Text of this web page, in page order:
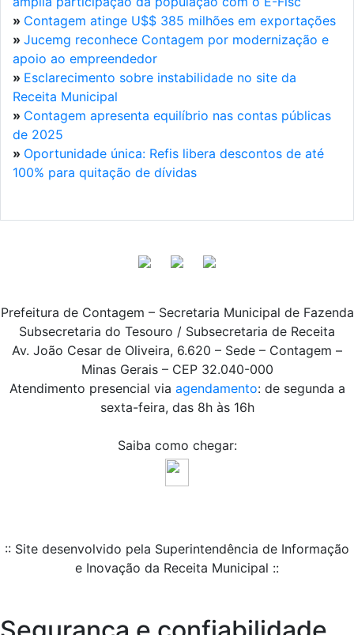
» Contagem atinge U$$ 385 milhões em exportações
» Jucemg reconhece Contagem por modernização e
apoio ao empreendedor
» Esclarecimento sobre instabilidade no site da
Receita Municipal
» Contagem apresenta equilíbrio nas contas públicas
de 2025
» Oportunidade única: Refis libera descontos de até
100% para quitação de dívidas
Prefeitura de Contagem – Secretaria Municipal de Fazenda
Subsecretaria do Tesouro / Subsecretaria de Receita
Av. João Cesar de Oliveira, 6.620 – Sede – Contagem –
Minas Gerais – CEP 32.040-000
Atendimento presencial via agendamento: de segunda a
sexta-feira, das 8h às 16h
Saiba como chegar:
:: Site desenvolvido pela Superintendência de Informação
e Inovação da Receita Municipal ::